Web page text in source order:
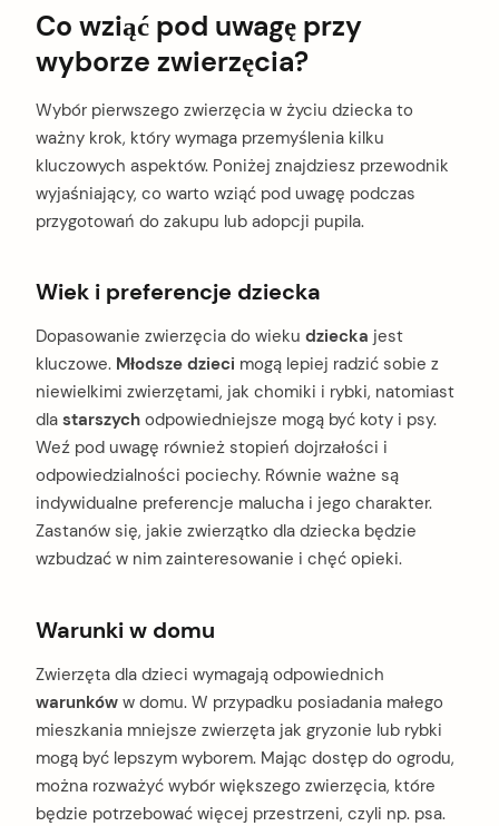
Co wziąć pod uwagę przy
wyborze zwierzęcia?
Wybór pierwszego zwierzęcia w życiu dziecka to
ważny krok, który wymaga przemyślenia kilku
kluczowych aspektów. Poniżej znajdziesz przewodnik
wyjaśniający, co warto wziąć pod uwagę podczas
przygotowań do zakupu lub adopcji pupila.
Wiek i preferencje dziecka
Dopasowanie zwierzęcia do wieku dziecka jest
kluczowe. Młodsze dzieci mogą lepiej radzić sobie z
niewielkimi zwierzętami, jak chomiki i rybki, natomiast
dla starszych odpowiedniejsze mogą być koty i psy.
Weź pod uwagę również stopień dojrzałości i
odpowiedzialności pociechy. Równie ważne są
indywidualne preferencje malucha i jego charakter.
Zastanów się, jakie zwierzątko dla dziecka będzie
wzbudzać w nim zainteresowanie i chęć opieki.
Warunki w domu
Zwierzęta dla dzieci wymagają odpowiednich
warunków w domu. W przypadku posiadania małego
mieszkania mniejsze zwierzęta jak gryzonie lub rybki
mogą być lepszym wyborem. Mając dostęp do ogrodu,
można rozważyć wybór większego zwierzęcia, które
będzie potrzebować więcej przestrzeni, czyli np. psa.